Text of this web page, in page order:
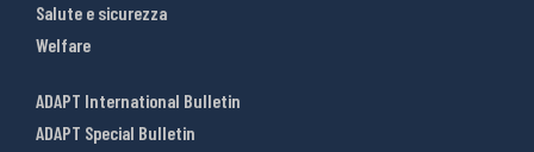
Salute e sicurezza
Welfare
ADAPT International Bulletin
ADAPT Special Bulletin